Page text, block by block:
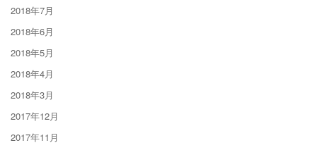
2018年7月
2018年6月
2018年5月
2018年4月
2018年3月
2017年12月
2017年11月